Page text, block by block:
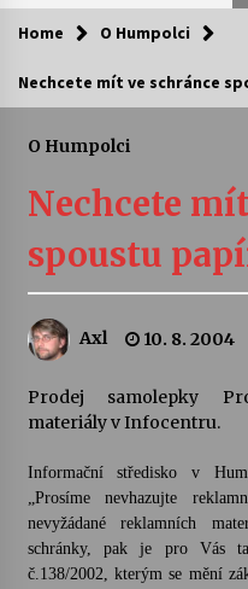
Kam za
kapkou
30. 7. 2026
Veselí
šedesátka:
28. 7.
Letní
Jenakaši
Home O Humpolci
Nechcete mít ve schránce
O Humpolci
Nechcete
spoustu
Axl 10. 8. 2004
Prodej samolepky
materiály v Infocentru.
Informační středisko v
„Prosíme nevhazujte
nevyžádané reklamních
schránky, pak je pro Vás
č.138/2002, kterým se mění